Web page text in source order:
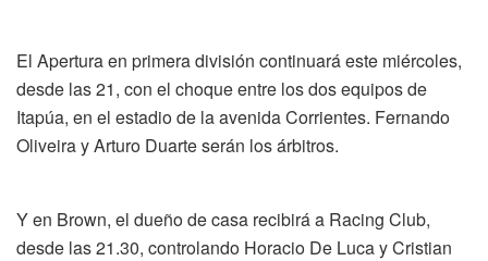
El Apertura en primera división continuará este miércoles,
desde las 21, con el choque entre los dos equipos de
Itapúa, en el estadio de la avenida Corrientes. Fernando
Oliveira y Arturo Duarte serán los árbitros.
Y en Brown, el dueño de casa recibirá a Racing Club,
desde las 21.30, controlando Horacio De Luca y Cristian